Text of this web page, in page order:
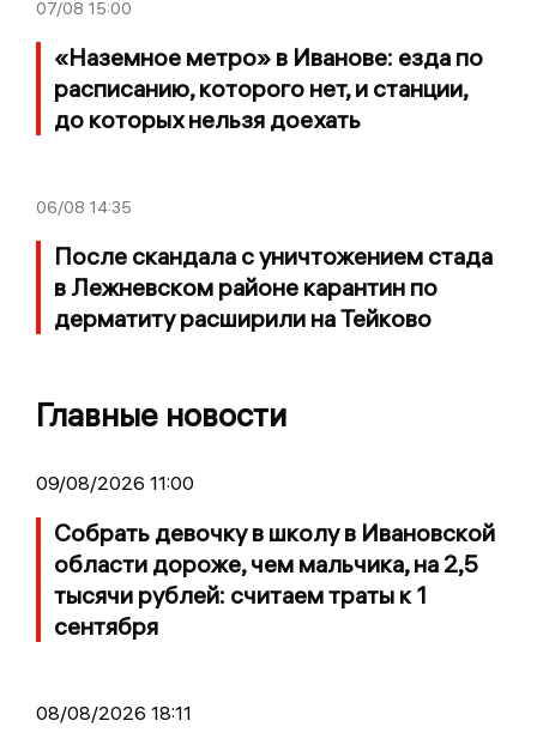
07/08 15:00
«Наземное метро» в Иванове: езда по
расписанию, которого нет, и станции,
до которых нельзя доехать
06/08 14:35
После скандала с уничтожением стада
в Лежневском районе карантин по
дерматиту расширили на Тейково
Главные новости
09/08/2026 11:00
Собрать девочку в школу в Ивановской
области дороже, чем мальчика, на 2,5
тысячи рублей: считаем траты к 1
сентября
08/08/2026 18:11